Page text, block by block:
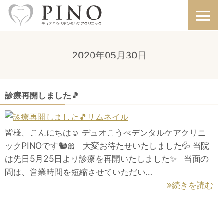
2020年05月30日
診療再開しました🎵
皆様、こんにちは☺️ デュオこうべデンタルケアクリニ
ックPINOです🐿🎀 大変お待たせいたしました💦 当院
は先日5月25日より診療を再開いたしました✨ 当面の
間は、営業時間を短縮させていただい…
続きを読む